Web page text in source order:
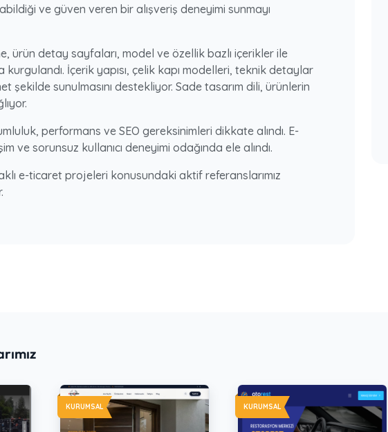
ve güven veren bir alışveriş deneyimi sunmayı
ürün detay sayfaları, model ve özellik bazlı içerikler ile
kurgulandı. İçerik yapısı, çelik kapı modelleri, teknik detaylar
şekilde sunulmasını destekliyor. Sade tasarım dili, ürünlerin
performans ve SEO gereksinimleri dikkate alındı. E-
ve sorunsuz kullanıcı deneyimi odağında ele alındı.
e-ticaret projeleri konusundaki aktif referanslarımız
KURUMSAL KURUMSAL